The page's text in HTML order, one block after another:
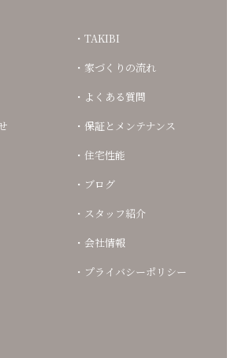
TAKIBI
家づくりの流れ
よくある質問
保証とメンテナンス
住宅性能
ブログ
スタッフ紹介
会社情報
プライバシーポリシー